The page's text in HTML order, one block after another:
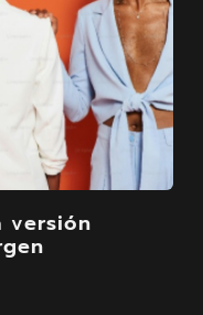
versión